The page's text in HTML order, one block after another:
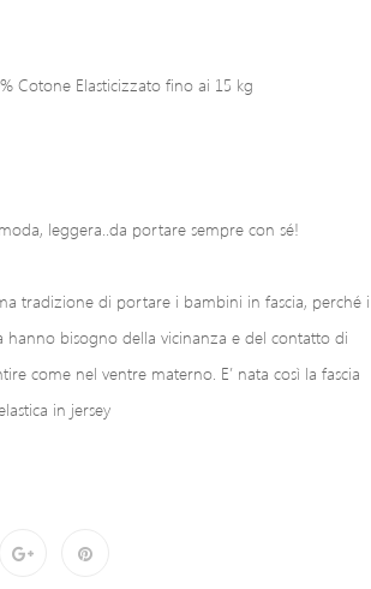
Cotone Elasticizzato fino ai 15 kg
leggera..da portare sempre con sé!
tradizione di portare i bambini in fascia, perché i
hanno bisogno della vicinanza e del contatto di
come nel ventre materno. E’ nata così la fascia
in jersey